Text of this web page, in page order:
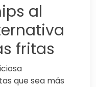
al
fritas
que sea más